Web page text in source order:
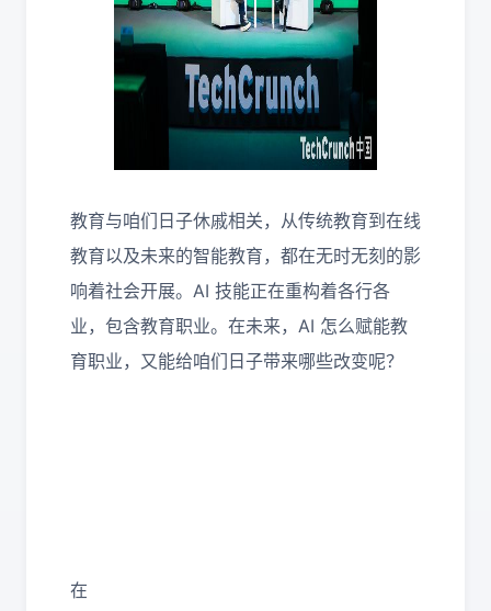
教育与咱们日子休戚相关，从传统教育到在线
教育以及未来的智能教育，都在无时无刻的影
响着社会开展。 AI 技能正在重构着各行各
业，包含教育职业。在未来， AI 怎么赋能教
育职业，又能给咱们日子带来哪些改变呢？
在